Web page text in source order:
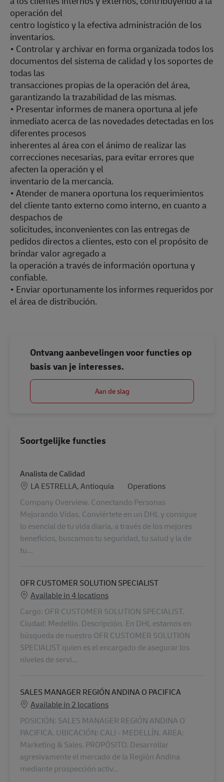
operación del
centro logístico y la efectiva administración de los
inventarios.
• Controlar y archivar en forma organizada todos los
documentos del sistema de calidad y los soportes de
todas las
transacciones propias de la operación del área,
garantizando la trazabilidad de las mismas.
• Presentar informes de manera oportuna al jefe
inmediato acerca de las novedades detectadas en los
diferentes procesos
inherentes al área con el ánimo de realizar las
correcciones necesarias, para evitar errores que
afecten la operación y el
inventario de la mercancía.
• Atender de manera oportuna los requerimientos
del cliente tanto externo como interno, en cuanto a
despachos de
solicitudes, inconvenientes con las entregas de
pedidos directos a clientes, esto con el propósito de
brindar valor agregado a
la operación a través de información oportuna y
confiable.
• Enviar oportunamente los informes requeridos por
el área de distribución.
Ontvang aanbevelingen voor functies op
basis van je interesses.
Aan de slag
Soortgelijke functies
Analista de Calidad
Locatie
LA ESTRELLA, Antioquia Categorie
Operations
Company Overview. Conectando Personas
Mejorando Vidas. Conviértete en un DHL y consigue
lo esencial de tu vida diaria, a través de los mejores
beneficios, buscamos tu seguridad, tu salud y la de
tu...
OFR CUSTOMER SOLUTION SPECIALIST
Available in 4 locations
Cargo: OFR CUSTOMER SOLUTION SPECIALIST.
Ciudad: Medellín. Descripción. En DHL estamos en
búsqueda de nuestro OFR CUSTOMER SOLUTION
SPECIALIST quien es el encargado de asegurar los
niveles de servi...
SALES MANAGER REGIÓN ANDINA O PACIFICA
Available in 2 locations
POSICIÓN: SALES MANAGER REGIÓN ANDINA O
PACIFICA. UBICACIÓN: CALI - MEDELLÍN. AREA:
Marketing & Sales. PROPÓSITO. Desarrollar
agresivamente el mercado de la Región Andina
mediante prospección activ...